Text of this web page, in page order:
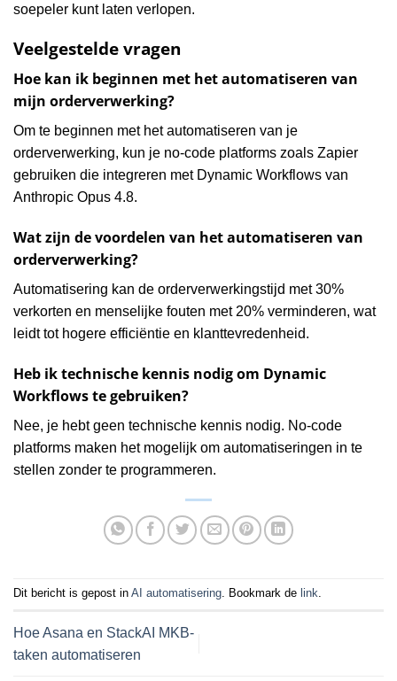
soepeler kunt laten verlopen.
Veelgestelde vragen
Hoe kan ik beginnen met het automatiseren van
mijn orderverwerking?
Om te beginnen met het automatiseren van je
orderverwerking, kun je no-code platforms zoals Zapier
gebruiken die integreren met Dynamic Workflows van
Anthropic Opus 4.8.
Wat zijn de voordelen van het automatiseren van
orderverwerking?
Automatisering kan de orderverwerkingstijd met 30%
verkorten en menselijke fouten met 20% verminderen, wat
leidt tot hogere efficiëntie en klanttevredenheid.
Heb ik technische kennis nodig om Dynamic
Workflows te gebruiken?
Nee, je hebt geen technische kennis nodig. No-code
platforms maken het mogelijk om automatiseringen in te
stellen zonder te programmeren.
Dit bericht is gepost in AI automatisering . Bookmark de link
Hoe Asana en StackAI MKB-
taken automatiseren